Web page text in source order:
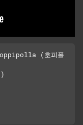
(호피폴